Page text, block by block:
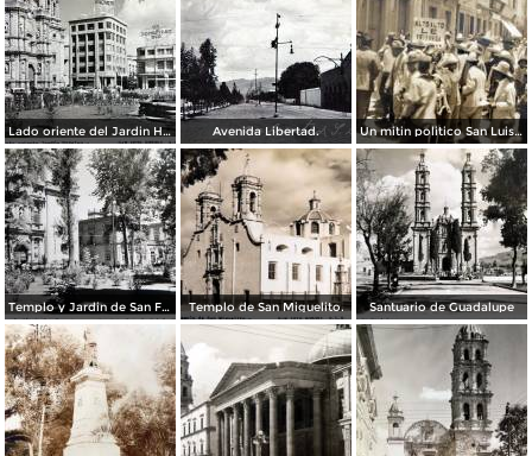
Lado oriente del Jardin Hidalgo. ( Circulada el 12 de Julio de 1957 ). Avenida Libertad. Un mitin politico San Luis Potosí 8 de Mayo de 1921
Templo y Jardin de San Francisco. Templo de San Miguelito. Santuario de Guadalupe